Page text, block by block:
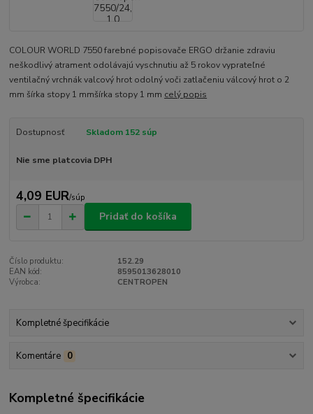
COLOUR WORLD 7550 farebné popisovače ERGO držanie zdraviu
neškodlivý atrament odolávajú vyschnutiu až 5 rokov vyprateľné
ventilačný vrchnák valcový hrot odolný voči zatlačeniu válcový hrot o 2
mm šírka stopy 1 mmšírka stopy 1 mm celý popis
Dostupnosť Skladom 152 súp
Nie sme platcovia DPH
4,09 EUR/súp
Pridať do košíka
Číslo produktu:
152.29
EAN kód:
8595013628010
Výrobca:
CENTROPEN
Kompletné špecifikácie
Komentáre 0
Kompletné špecifikácie